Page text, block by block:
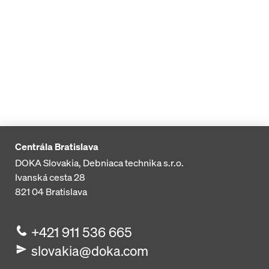
Centrála Bratislava
DOKA Slovakia, Debniaca technika s.r.o.
Ivanská cesta 28
821 04Bratislava
+421 911 536 665
slovakia@doka.com